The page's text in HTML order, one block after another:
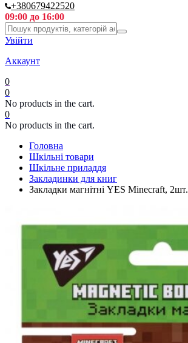
+380679422520
09:00 до 16:00
Увійти
Аккаунт
0
0
No products in the cart.
0
No products in the cart.
Головна
Шкільні товари
Шкільне приладдя
Закладинки для книг
Закладки магнітні YES Minecraft, 2шт.